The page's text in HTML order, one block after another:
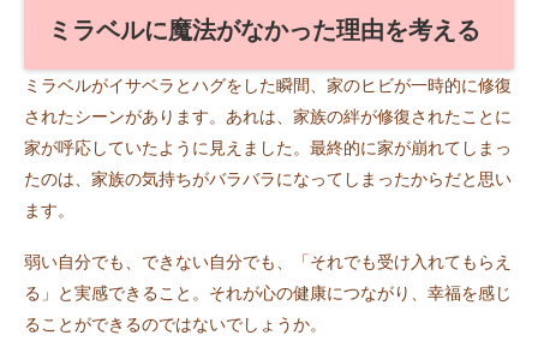
ミラベルに魔法がなかった理由を考える
ミラベルがイサベラとハグをした瞬間、家のヒビが一時的に修復
されたシーンがあります。あれは、家族の絆が修復されたことに
家が呼応していたように見えました。最終的に家が崩れてしまっ
たのは、家族の気持ちがバラバラになってしまったからだと思い
ます。
弱い自分でも、できない自分でも、「それでも受け入れてもらえ
る」と実感できること。それが心の健康につながり、幸福を感じ
ることができるのではないでしょうか。